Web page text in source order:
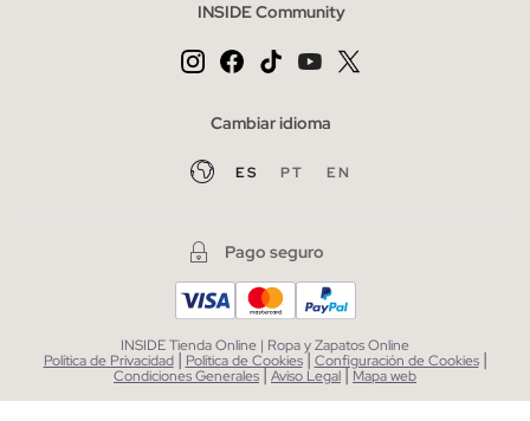
INSIDE Community
Cambiar idioma
ES PT EN
Pago seguro
INSIDE Tienda Online | Ropa y Zapatos Online
Política de Privacidad | Política de Cookies| Configuración de Cookies |
Condiciones Generales|Aviso Legal| Mapa web